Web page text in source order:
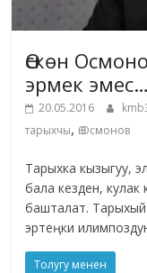
Өскөн
эрмек эмес…
20.05.2016
тарыхчы,Ө.Осмонов
Тарыхка кызыгуу,
бала кезден, кулак
башталат.
эртеңки
Толугу менен